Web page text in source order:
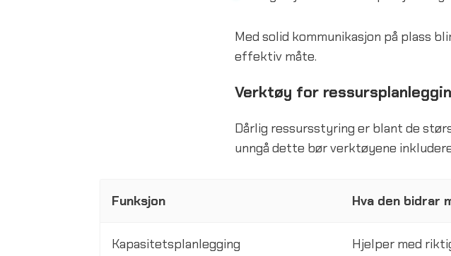
Med solid kommunikasjon på plass
effektiv måte.
Verktøy for
Dårlig ressursstyring er blant de
unngå dette bør verktøyene
Funksjon Hva den bidrar
Kapasitetsplanlegging Hjelper med